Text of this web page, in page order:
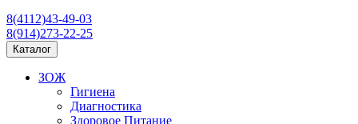
8(4112)43-49-03
8(914)273-22-25
Каталог
ЗОЖ
Гигиена
Диагностика
Здоровое Питание